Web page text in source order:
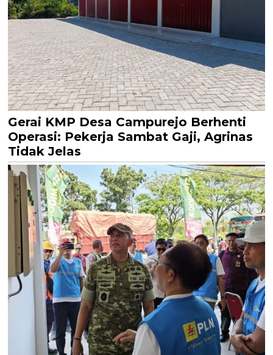
Gerai KMP Desa Campurejo Berhenti
Operasi: Pekerja Sambat Gaji, Agrinas
Tidak Jelas